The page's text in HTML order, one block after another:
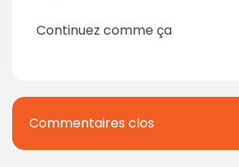
Continuez comme ça
Commentaires clos